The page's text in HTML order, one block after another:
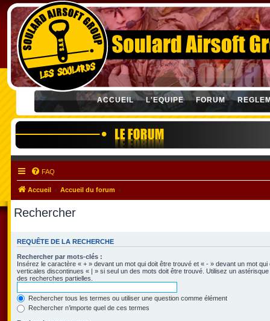
ACCUEIL L'EQUIPE FORUM
FAQ
Accueil Accueil du forum
Rechercher
REQUÊTE DE LA RECHERCHE
Rechercher par mots-clés :
Insérez le caractère « + » devant un mot qui doit être trouvé et « - » devant un mot
verticales discontinues « | » si seul un des mots doit être trouvé. Utilisez un
des recherches partielles.
Rechercher tous les termes ou utiliser une question comme élément
Rechercher n’importe quel de ces termes